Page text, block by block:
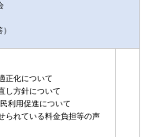
正化について
し方針について
利用促進について
られている料金負担等の声